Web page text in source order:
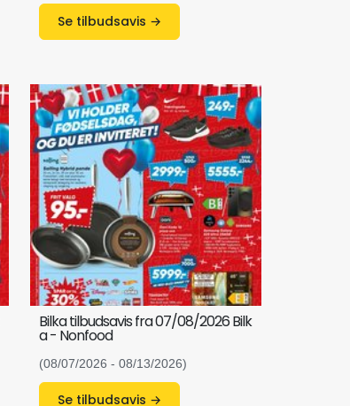
Se tilbudsavis →
Bilka tilbudsavis fra 07/08/2026 Bilk
a - Nonfood
(08/07/2026 - 08/13/2026)
Se tilbudsavis →